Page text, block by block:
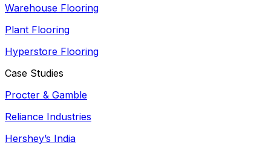
Warehouse Flooring
Plant Flooring
Hyperstore Flooring
Case Studies
Procter & Gamble
Reliance Industries
Hershey’s India